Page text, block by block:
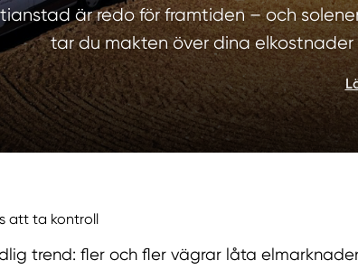
är redo för framtiden – och
tar du makten över dina
att ta kontroll
trend: fler och fler vägrar låta